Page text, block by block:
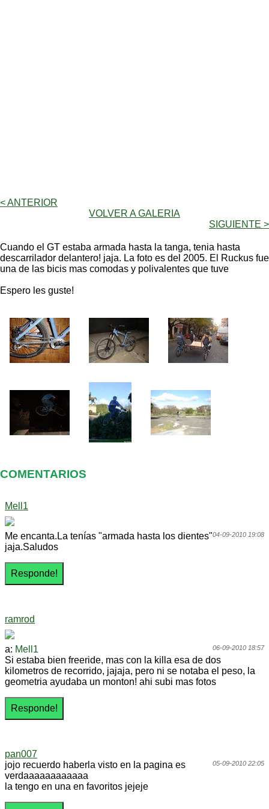
< ANTERIOR
VOLVER A GALERIA
SIGUIENTE >
Cuando el GT estaba armada hasta la tanga, tenia hasta
descarrilador delantero! jaja. La foto es del 2005. El Ruckus fue
una de las bicis mas comodas y polivalentes que tuve
Espero les guste!
COMENTARIOS
Mell1
04-09-2010 19:08
Me encanta.La tenías "armada hasta los dientes"
jaja.Saludos
ramrod
06-09-2010 18:57
a: Mell1
Si estaba bien freeride, mas con la killa esa de dos
kilometros de recorrido, jajaja, pero ni se notaba el peso, la
geometria ayudaba un monton! ahi subi mas fotos
pan007
05-09-2010 22:05
jojo recuerdo haberla visto en la pagina es
verdaaaaaaaaaaaa
la tengo en una en favoritos jejeje